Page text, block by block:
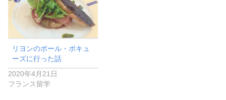
リヨンのポール・ボキュ
ーズに行った話
2020年4月21日
フランス留学